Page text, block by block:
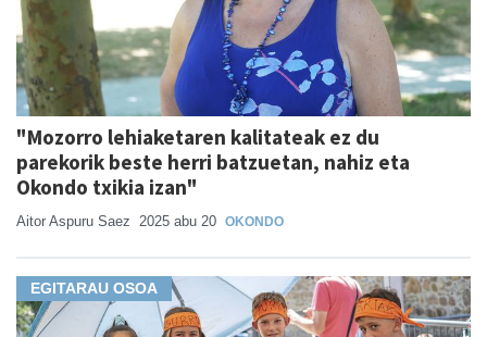
"Mozorro lehiaketaren kalitateak ez du
parekorik beste herri batzuetan, nahiz eta
Okondo txikia izan"
Aitor Aspuru Saez 2025 abu 20 OKONDO
EGITARAU OSOA